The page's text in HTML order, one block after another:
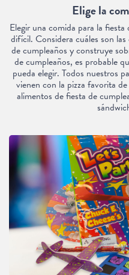
Elige la
Elegir una comida para la
difícil. Considera cuáles son
de cumpleaños y construye
de cumpleaños, es probable
pueda elegir. Todos nuestros
vienen con la pizza favorita
alimentos de fiesta de